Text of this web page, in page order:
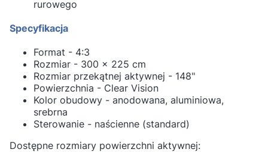
rurowego
Specyfikacja
Format - 4:3
Rozmiar - 300 x 225 cm
Rozmiar przekątnej aktywnej - 148"
Powierzchnia - Clear Vision
Kolor obudowy - anodowana, aluminiowa,
srebrna
Sterowanie - naścienne (standard)
Dostępne rozmiary powierzchni aktywnej: